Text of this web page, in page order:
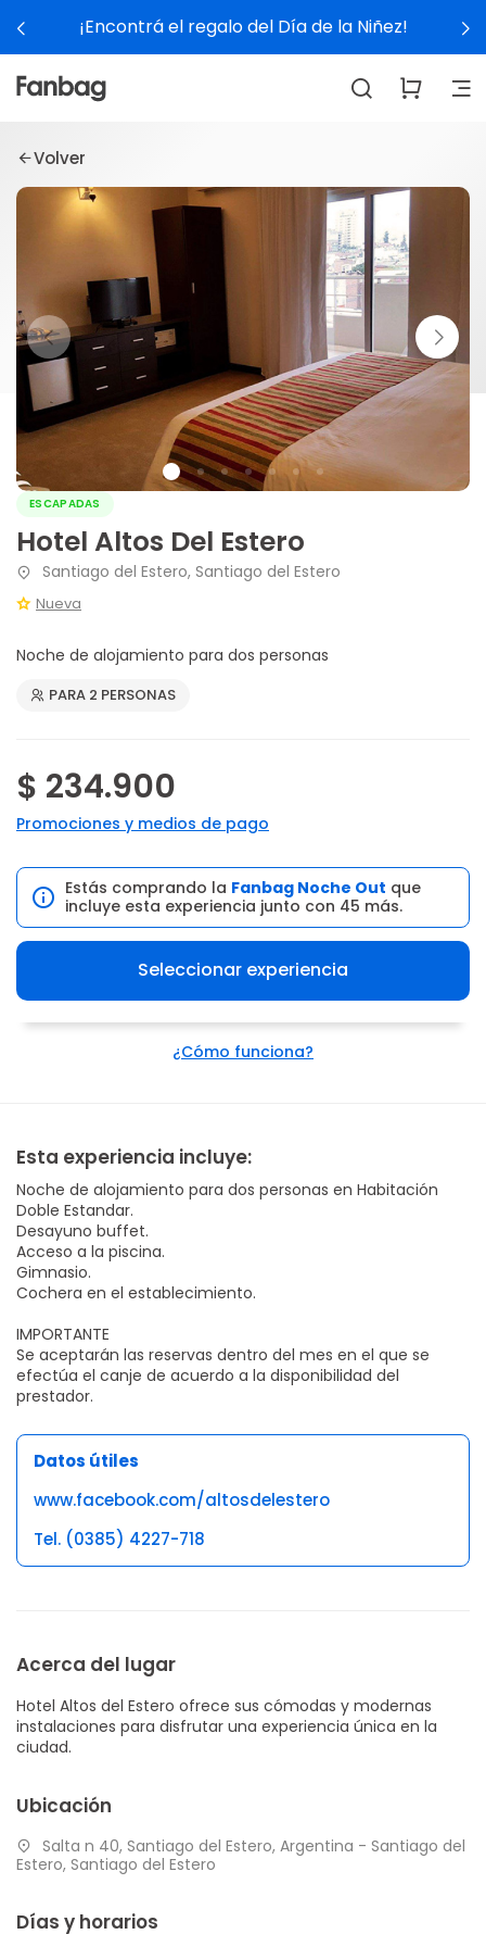
¡Encontrá el regalo del Día de la Niñez!
Volver
ESCAPADAS
Hotel Altos Del Estero
Santiago del Estero, Santiago del Estero
Nueva
Noche de alojamiento para dos personas
PARA 2 PERSONAS
$ 234.900
Promociones y medios de pago
Estás comprando la Fanbag Noche Out que
incluye esta experiencia junto con 45 más.
Seleccionar experiencia
¿Cómo funciona?
Esta experiencia incluye:
Noche de alojamiento para dos personas en Habitación
Doble Estandar.
Desayuno buffet.
Acceso a la piscina.
Gimnasio.
Cochera en el establecimiento.
IMPORTANTE
Se aceptarán las reservas dentro del mes en el que se
efectúa el canje de acuerdo a la disponibilidad del
prestador.
Datos útiles
www.facebook.com/altosdelestero
Tel. (0385) 4227-718
Acerca del lugar
Hotel Altos del Estero ofrece sus cómodas y modernas
instalaciones para disfrutar una experiencia única en la
ciudad.
Ubicación
Salta n 40, Santiago del Estero, Argentina - Santiago del
Estero, Santiago del Estero
Días y horarios